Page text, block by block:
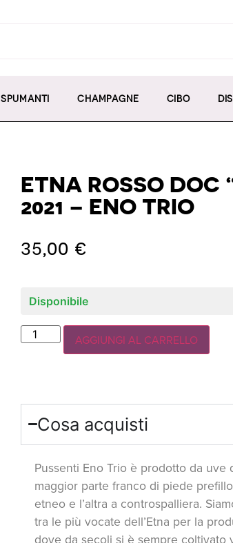
SPUMANTI CHAMPAGNE CIBO
ETNA ROSSO DOC
2021 – ENO TRIO
35,00 €
Disponibile
AGGIUNGI AL CARRELLO
Cosa acquisti
Pussenti Eno Trio è prodotto da
maggior parte franco di piede
etneo e l’altra a controspalliera.
tra le più vocate dell’Etna per la
dove da secoli si è sempre coltivato